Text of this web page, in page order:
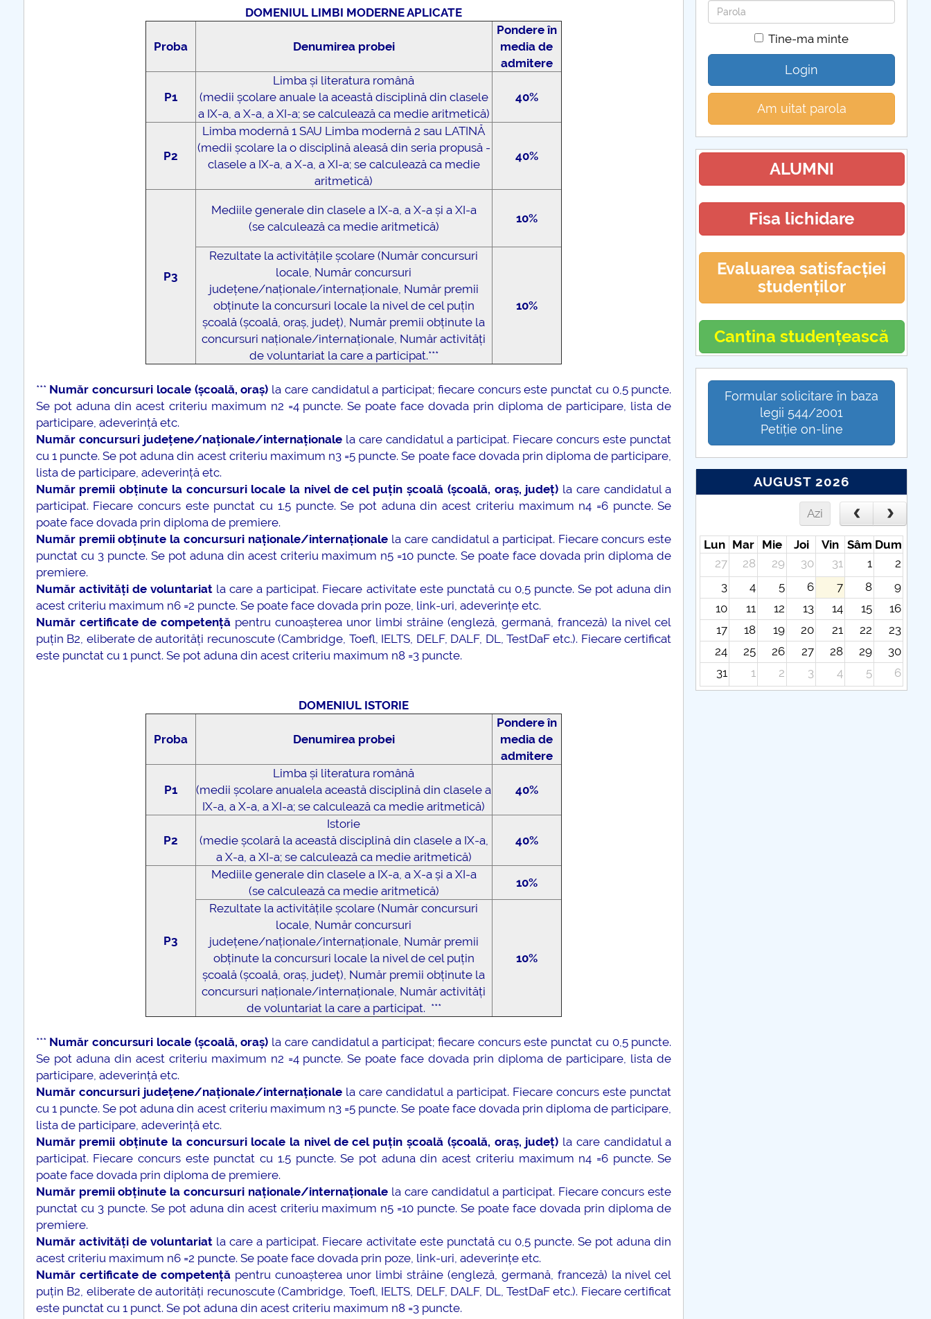
DOMENIUL LIMBI MODERNE APLICATE
Proba Denumirea probei
Pondere în
media de
admitere
P1
Limba și literatura română
(medii școlare anuale la această disciplină din clasele
a IX-a, a X-a, a XI-a; se calculează ca medie aritmetică)
40%
P2
Limba modernă 1 SAU Limba modernă 2 sau LATINĂ
(medii școlare la o disciplină aleasă din seria propusă -
clasele a IX-a, a X-a, a XI-a; se calculează ca medie
aritmetică)
40%
P3
Mediile generale din clasele a IX-a, a X-a și a XI-a
(se calculează ca medie aritmetică)
10%
Rezultate la activitățile școlare (Număr concursuri
locale, Număr concursuri
județene/naționale/internaționale, Număr premii
obținute la concursuri locale la nivel de cel puțin
școală (școală, oraș, județ), Număr premii obținute la
concursuri naționale/internaționale, Număr activități
de voluntariat la care a participat.***
10%
*** Număr concursuri locale (școală, oraș) la care candidatul a participat; fiecare concurs este punctat cu 0,5 puncte.
Se pot aduna din acest criteriu maximum n2 =4 puncte. Se poate face dovada prin diploma de participare, lista de
participare, adeverință etc.
Număr concursuri județene/naționale/internaționalela care candidatul a participat. Fiecare concurs este punctat
cu 1 puncte. Se pot aduna din acest criteriu maximum n3 =5 puncte. Se poate face dovada prin diploma de participare,
lista de participare, adeverință etc.
Număr premii obținute la concursuri locale la nivel de cel puțin școală (școală, oraș, județ) la care candidatul a
participat. Fiecare concurs este punctat cu 1.5 puncte. Se pot aduna din acest criteriu maximum n4 =6 puncte. Se
poate face dovada prin diploma de premiere.
Număr premii obținute la concursuri naționale/internaționale la care candidatul a participat. Fiecare concurs este
punctat cu 3 puncte. Se pot aduna din acest criteriu maximum n5 =10 puncte. Se poate face dovada prin diploma de
premiere.
Număr activități de voluntariatla care a participat. Fiecare activitate este punctată cu 0,5 puncte. Se pot aduna din
acest criteriu maximum n6 =2 puncte. Se poate face dovada prin poze, link-uri, adeverințe etc.
Număr certificate de competență pentru cunoașterea unor limbi străine (engleză, germană, franceză) la nivel cel
puțin B2, eliberate de autorități recunoscute (Cambridge, Toefl, IELTS, DELF, DALF, DL, TestDaF etc.). Fiecare certificat
este punctat cu 1 punct. Se pot aduna din acest criteriu maximum n8 =3 puncte.
DOMENIUL ISTORIE
Proba Denumirea probei
Pondere în
media de
admitere
P1
Limba și literatura română
(medii școlare anualela această disciplină din clasele a
IX-a, a X-a, a XI-a; se calculează ca medie aritmetică)
40%
P2
Istorie
(medie școlară la această disciplină din clasele a IX-a,
a X-a, a XI-a; se calculează ca medie aritmetică)
40%
P3
Mediile generale din clasele a IX-a, a X-a și a XI-a
(se calculează ca medie aritmetică)
10%
Rezultate la activitățile școlare (Număr concursuri
locale, Număr concursuri
județene/naționale/internaționale, Număr premii
obținute la concursuri locale la nivel de cel puțin
școală (școală, oraș, județ), Număr premii obținute la
concursuri naționale/internaționale, Număr activități
de voluntariat la care a participat. ***
10%
*** Număr concursuri locale (școală, oraș) la care candidatul a participat; fiecare concurs este punctat cu 0,5 puncte.
Se pot aduna din acest criteriu maximum n2 =4 puncte. Se poate face dovada prin diploma de participare, lista de
participare, adeverință etc.
Număr concursuri județene/naționale/internaționalela care candidatul a participat. Fiecare concurs este punctat
cu 1 puncte. Se pot aduna din acest criteriu maximum n3 =5 puncte. Se poate face dovada prin diploma de participare,
lista de participare, adeverință etc.
Număr premii obținute la concursuri locale la nivel de cel puțin școală (școală, oraș, județ) la care candidatul a
participat. Fiecare concurs este punctat cu 1.5 puncte. Se pot aduna din acest criteriu maximum n4 =6 puncte. Se
poate face dovada prin diploma de premiere.
Număr premii obținute la concursuri naționale/internaționale la care candidatul a participat. Fiecare concurs este
punctat cu 3 puncte. Se pot aduna din acest criteriu maximum n5 =10 puncte. Se poate face dovada prin diploma de
premiere.
Număr activități de voluntariatla care a participat. Fiecare activitate este punctată cu 0,5 puncte. Se pot aduna din
acest criteriu maximum n6 =2 puncte. Se poate face dovada prin poze, link-uri, adeverințe etc.
Număr certificate de competență pentru cunoașterea unor limbi străine (engleză, germană, franceză) la nivel cel
puțin B2, eliberate de autorități recunoscute (Cambridge, Toefl, IELTS, DELF, DALF, DL, TestDaF etc.). Fiecare certificat
este punctat cu 1 punct. Se pot aduna din acest criteriu maximum n8 =3 puncte.
Parola
Tine-ma minte
Login
Am uitat parola
ALUMNI
Fisa lichidare
Evaluarea satisfacției
studenților
Cantina studențească
Formular solicitare în baza
legii 544/2001
Petiție on-line
AUGUST 2026
Azi
Lun Mar Mie Joi Vin Sâm Dum
27
28 29 30 31 1
2
3
4 5 6 7 8
9
10
11 12 13 14 15
16
17
18 19 20 21 22
23
24
25 26 27 28 29
30
31
1 2 3 4 5 6